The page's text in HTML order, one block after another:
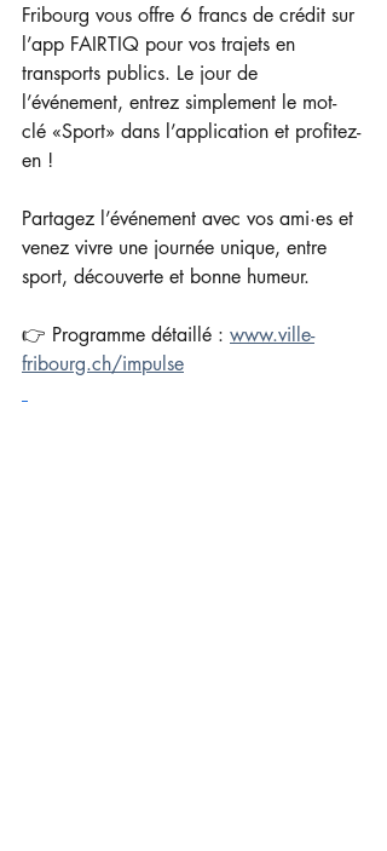
Fribourg vous offre 6 francs de crédit sur
l’app FAIRTIQ pour vos trajets en
transports publics. Le jour de
l’événement, entrez simplement le mot-
clé «Sport» dans l’application et profitez-
en !
Partagez l’événement avec vos ami·es et
venez vivre une journée unique, entre
sport, découverte et bonne humeur.
👉 Programme détaillé : www.ville-
fribourg.ch/impulse